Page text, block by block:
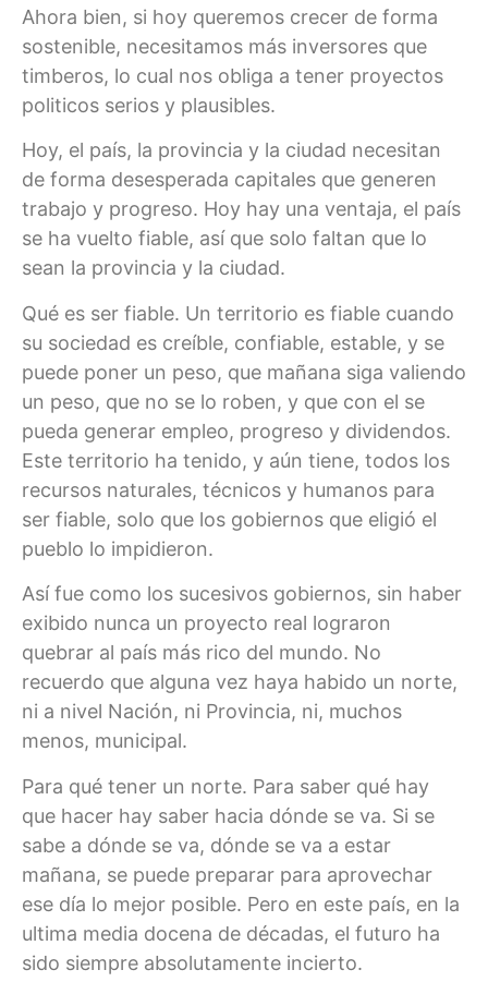
Ahora bien, si hoy queremos crecer de forma
sostenible, necesitamos más inversores que
timberos, lo cual nos obliga a tener proyectos
politicos serios y plausibles.
Hoy, el país, la provincia y la ciudad necesitan
de forma desesperada capitales que generen
trabajo y progreso. Hoy hay una ventaja, el país
se ha vuelto fiable, así que solo faltan que lo
sean la provincia y la ciudad.
Qué es ser fiable. Un territorio es fiable cuando
su sociedad es creíble, confiable, estable, y se
puede poner un peso, que mañana siga valiendo
un peso, que no se lo roben, y que con el se
pueda generar empleo, progreso y dividendos.
Este territorio ha tenido, y aún tiene, todos los
recursos naturales, técnicos y humanos para
ser fiable, solo que los gobiernos que eligió el
pueblo lo impidieron.
Así fue como los sucesivos gobiernos, sin haber
exibido nunca un proyecto real lograron
quebrar al país más rico del mundo. No
recuerdo que alguna vez haya habido un norte,
ni a nivel Nación, ni Provincia, ni, muchos
menos, municipal.
Para qué tener un norte. Para saber qué hay
que hacer hay saber hacia dónde se va. Si se
sabe a dónde se va, dónde se va a estar
mañana, se puede preparar para aprovechar
ese día lo mejor posible. Pero en este país, en la
ultima media docena de décadas, el futuro ha
sido siempre absolutamente incierto.